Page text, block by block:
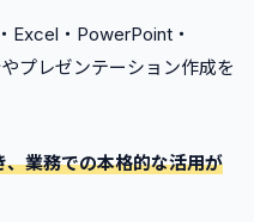
Excel・PowerPoint・
プレゼンテーション作成を
業務での本格的な活用が